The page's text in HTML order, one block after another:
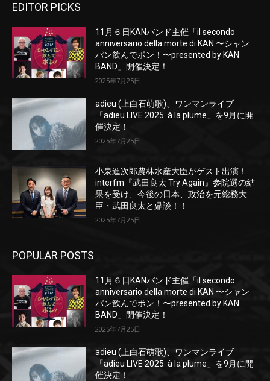
EDITOR PICKS
11月６日KANバンド主催「il secondo
anniversario della morte di KAN 〜シャン
パン飲んでポン！〜presented by KAN
BAND」開催決定！
2025年7月25日
adieu (上白石萌歌)、ワンマンライブ
「adieu LIVE 2025 à la plume」を9月に開
催決定！
2025年7月25日
小泉進次郎農林水産大臣がゲスト出演！
interfm『武田良太 Try Again』参院選の結
果を受け、今後の日本、政治を元総務大
臣・武田良太と鼎談！！
2025年7月25日
POPULAR POSTS
11月６日KANバンド主催「il secondo
anniversario della morte di KAN 〜シャン
パン飲んでポン！〜presented by KAN
BAND」開催決定！
2025年7月25日
adieu (上白石萌歌)、ワンマンライブ
「adieu LIVE 2025 à la plume」を9月に開
催決定！